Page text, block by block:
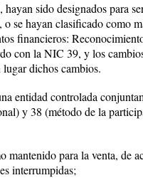
sido designados para
se hayan clasificado como
financieros:
con la NIC 39, y los
dichos cambios.
entidad controlada
y 38 (método de la
mantenido para la venta, de
interrumpidas;